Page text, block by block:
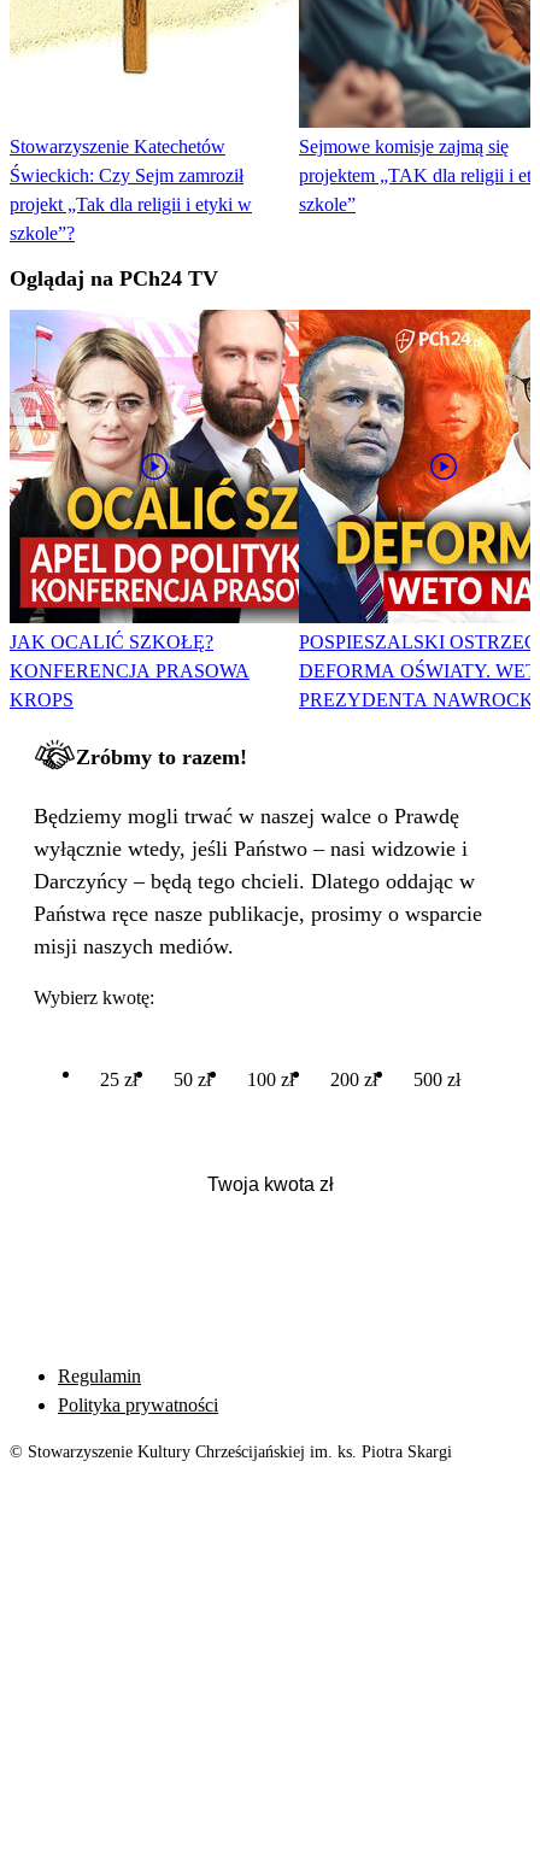
Stowarzyszenie Katechetów
Świeckich: Czy Sejm zamroził
projekt „Tak dla religii i etyki w
szkole”?
Sejmowe komisje zajmą się
projektem „TAK dla religii i
szkole”
Oglądaj na PCh24 TV
JAK OCALIĆ SZKOŁĘ?
KONFERENCJA PRASOWA
KROPS
POSPIESZALSKI
DEFORMA OŚWIATY.
PREZYDENTA
Zróbmy to razem!
Będziemy mogli trwać w naszej walce o Prawdę
wyłącznie wtedy, jeśli Państwo – nasi widzowie i
Darczyńcy – będą tego chcieli. Dlatego oddając w
Państwa ręce nasze publikacje, prosimy o wsparcie
misji naszych mediów.
Wybierz kwotę:
25 zł 50 zł 100 zł 200 zł 500 zł
Regulamin
Polityka prywatności
© Stowarzyszenie Kultury Chrześcijańskiej im. ks. Piotra Skargi